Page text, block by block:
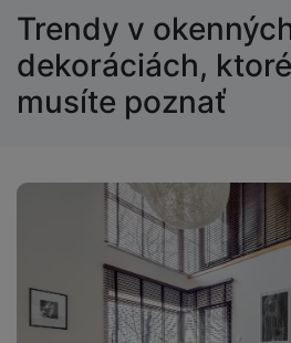
Trendy v
dekoráciách,
musíte poznať